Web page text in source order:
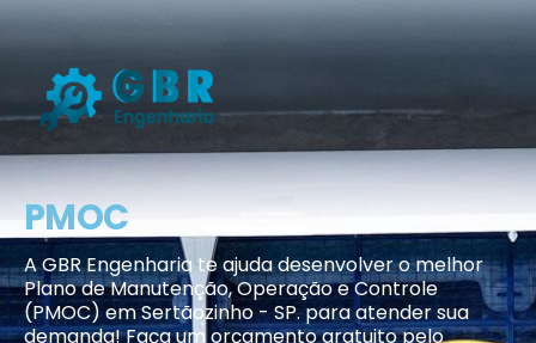
PMOC
A GBR Engenharia te ajuda desenvolver o melhor
Plano de Manutenção, Operação e Controle
(PMOC) em Sertãozinho - SP. para atender sua
demanda! Faça um orçamento gratuito pelo